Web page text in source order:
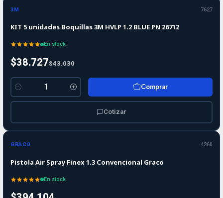
-10%
3M 7627
KIT 5 unidades Boquillas 3M HVLP 1.2 BLUE PN 26712
En stock
$38.727$43.030
Cantidad
Comprar
Cotizar
GRACO 4260
Pistola Air Spray Finex 1.3 Convencional Graco
En stock